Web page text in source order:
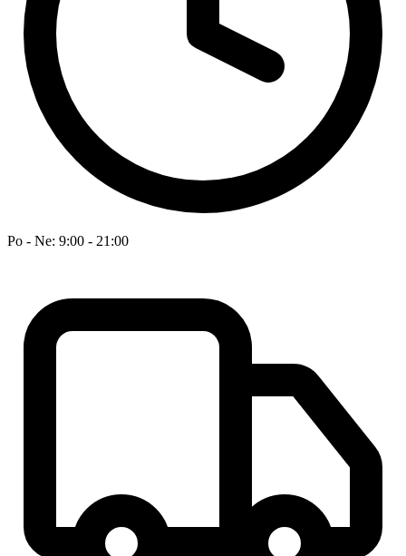
Po - Ne: 9:00 - 21:00